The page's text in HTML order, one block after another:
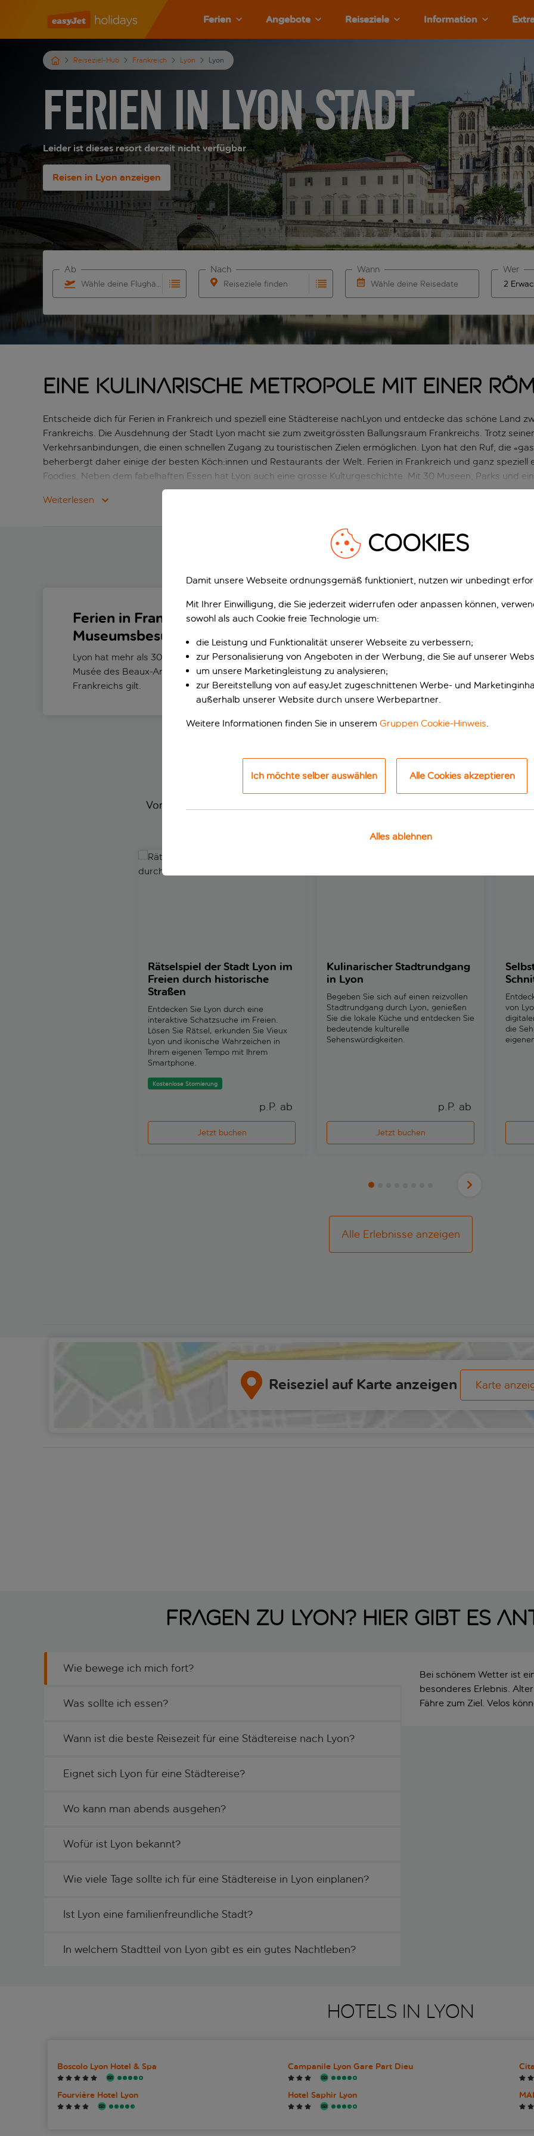
Ferien Angebote Reiseziele Information
Reiseziel-Hub Frankreich Lyon Lyon
Ferien in Lyon Stadt
Leider ist dieses resort derzeit nicht verfügbar
Reisen in Lyon anzeigen
Wähle deine Flughäfen
Ab
Reiseziele finden
Nach
Wähle deine Reisedaten
Wann Wer
Eine kulinarische Metropole mit einer
Entscheide dich für Ferien in Frankreich und speziell eine Städtereise nachLyon und entdecke das schöne Land
Frankreichs. Die Ausdehnung der Stadt Lyon macht sie zum zweitgrössten Ballungsraum Frankreichs. Trotz
Verkehrsanbindungen, die einen schnellen Zugang zu touristischen Zielen ermöglichen. Lyon hat den Ruf, die
beherbergt daher einige der besten Köch:innen und Restaurants der Welt. Ferien in Frankreich und ganz
Foodies. Neben dem fabelhaften Essen hat Lyon auch eine grosse Kulturgeschichte. Mit 30 Museen, Parks und
dass Ferien in Lyon so beliebt sind.
Weiterlesen
Ferien in Frankreich bieten sich für
Museumsbesuche an
Lyon hat mehr als 30 Museen. Ganz oben auf der Liste steht das
Musée des Beaux-Arts, das als eines der besten Museen
Frankreichs gilt.
Lyon ist eine
Möglichkeiten zum
SPANNENDE TOUREN UND
Von vorrangigem Zugang zu Attraktionen bis hin zu Tagesausflügen zu
Rätselspiel der Stadt Lyon im Freien durch historische Straßen
Rätselspiel der Stadt Lyon im
Freien durch historische
Straßen
Entdecken Sie Lyon durch eine
interaktive Schatzsuche im Freien.
Lösen Sie Rätsel, erkunden Sie Vieux
Lyon und ikonische Wahrzeichen in
Ihrem eigenen Tempo mit Ihrem
Smartphone.
Kostenlose Stornierung
p.P. ab
Jetzt buchen
Kulinarischer Stadtrundgang
in Lyon
Begeben Sie sich auf einen reizvollen
Stadtrundgang durch Lyon, genießen
Sie die lokale Küche und entdecken Sie
bedeutende kulturelle
Sehenswürdigkeiten.
p.P. ab
Jetzt buchen
von
die
Alle Erlebnisse anzeigen
Reiseziel auf Karte anzeigen Karte
Fragen zu Lyon? Hier gibt es
Wie bewege ich mich fort?
Was sollte ich essen?
Wann ist die beste Reisezeit für eine Städtereise nach Lyon?
Eignet sich Lyon für eine Städtereise?
Wo kann man abends ausgehen?
Wofür ist Lyon bekannt?
Wie viele Tage sollte ich für eine Städtereise in Lyon einplanen?
Ist Lyon eine familienfreundliche Stadt?
In welchem Stadtteil von Lyon gibt es ein gutes Nachtleben?
Bei schönem Wetter ist
besonderes Erlebnis.
Fähre zum Ziel. Velos
HOTELS IN LYON
Boscolo Lyon Hotel & Spa Campanile Lyon Gare Part Dieu
Fourvière Hotel Lyon Hotel Saphir Lyon
COOKIES
Damit unsere Webseite ordnungsgemäß funktioniert, nutzen wir unbedingt
Mit Ihrer Einwilligung, die Sie jederzeit widerrufen oder anpassen können,
sowohl als auch Cookie freie Technologie um:
die Leistung und Funktionalität unserer Webseite zu verbessern;
zur Personalisierung von Angeboten in der Werbung, die Sie auf unserer
um unsere Marketingleistung zu analysieren;
zur Bereitstellung von auf easyJet zugeschnittenen Werbe- und
außerhalb unserer Website durch unsere Werbepartner.
Weitere Informationen finden Sie in unserem Gruppen Cookie-Hinweis.
Ich möchte selber auswählen Alle Cookies akzeptieren
Alles ablehnen